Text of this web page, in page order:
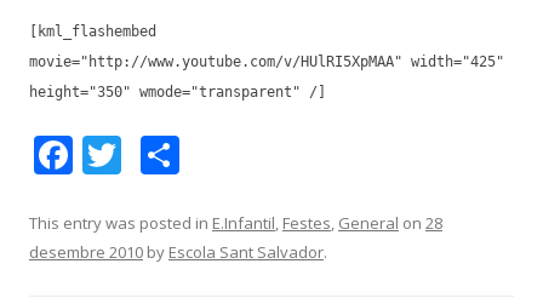
[kml_flashembed
movie="http://www.youtube.com/v/HUlRI5XpMAA" width="425"
height="350" wmode="transparent" /]
F
e
b
T
itt
er
m
p
This entry was posted in E.Infantil, Festes, General on 28
desembre 2010 by Escola Sant Salvador.